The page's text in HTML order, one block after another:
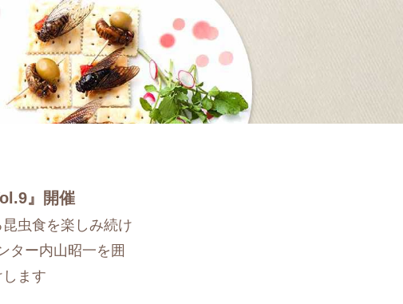
』開催
虫食を楽しみ続け
ター内山昭一を囲
ます